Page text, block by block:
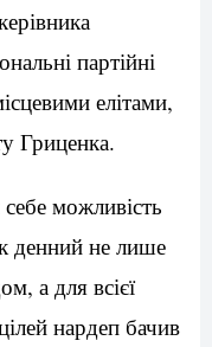
партійні
елітами,
Гриценка.
можливість
денний не лише
а для всієї
нардеп бачив